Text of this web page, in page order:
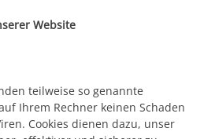
Website
teilweise so genannte
Ihrem Rechner keinen Schaden
Cookies dienen dazu, unser